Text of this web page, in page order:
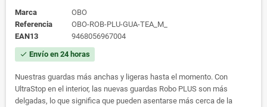
Marca
OBO
Referencia
OBO-ROB-PLU-GUA-TEA_M_
EAN13
9468056967004
check Envío en 24 horas
Nuestras guardas más anchas y ligeras hasta el momento. Con
UltraStop en el interior, las nuevas guardas Robo PLUS son más
delgadas, lo que significa que pueden asentarse más cerca de la